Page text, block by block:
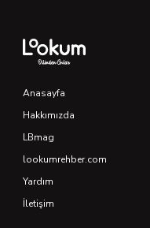
Anasayfa
Hakkımızda
LBmag
lookumrehber.com
Yardım
İletişim